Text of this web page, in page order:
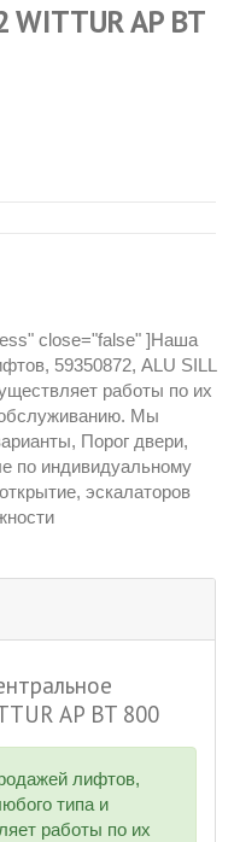
WITTUR AP BT
close="false" ]Наша
, 59350872, ALU SILL
работы по их
Мы
, Порог двери,
по индивидуальному
, эскалаторов
AP BT 800
лифтов,
типа и
работы по их